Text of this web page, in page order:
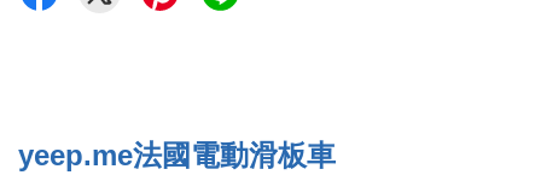
yeep.me法國電動滑板車